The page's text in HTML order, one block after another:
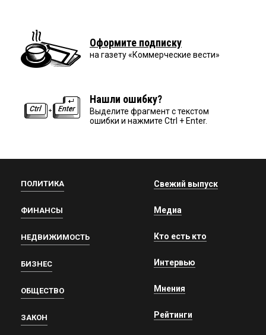
Оформите подписку
на газету «Коммерческие вести»
Нашли ошибку?
Выделите фрагмент с текстом
ошибки и нажмите Ctrl + Enter.
ПОЛИТИКА
ФИНАНСЫ
НЕДВИЖИМОСТЬ
БИЗНЕС
ОБЩЕСТВО
ЗАКОН
Свежий выпуск
Медиа
Кто есть кто
Интервью
Мнения
Рейтинги